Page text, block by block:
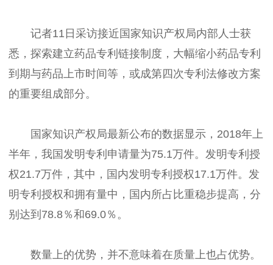
记者11日采访接近国家知识产权局内部人士获
悉，探索建立药品专利链接制度，大幅缩小药品专利
到期与药品上市时间等，或成第四次专利法修改方案
的重要组成部分。
国家知识产权局最新公布的数据显示，2018年上
半年，我国发明专利申请量为75.1万件。发明专利授
权21.7万件，其中，国内发明专利授权17.1万件。发
明专利授权和拥有量中，国内所占比重稳步提高，分
别达到78.8％和69.0％。
数量上的优势，并不意味着在质量上也占优势。